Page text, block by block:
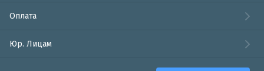
Оплата
Юр. Лицам